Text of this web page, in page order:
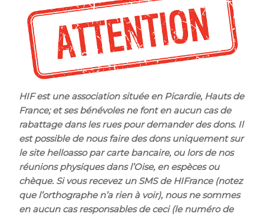
HIF est une association située en Picardie, Hauts de
France; et ses bénévoles ne font en aucun cas de
rabattage dans les rues pour demander des dons. Il
est possible de nous faire des dons uniquement sur
le site helloasso par carte bancaire, ou lors de nos
réunions physiques dans l’Oise, en espèces ou
chèque. Si vous recevez un SMS de HIFrance (notez
que l’orthographe n’a rien à voir), nous ne sommes
en aucun cas responsables de ceci (le numéro de